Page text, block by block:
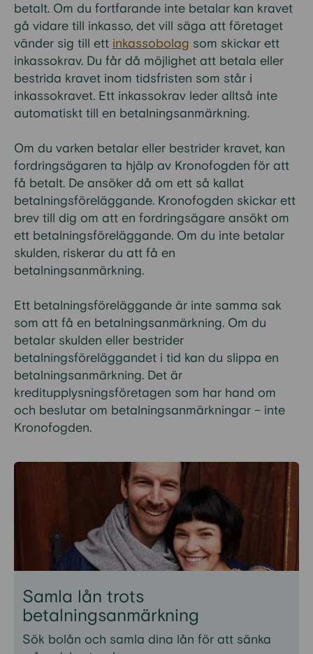
betalt. Om du fortfarande inte betalar kan kravet
gå vidare till inkasso, det vill säga att företaget
vänder sig till ett inkassobolag som skickar ett
inkassokrav. Du får då möjlighet att betala eller
bestrida kravet inom tidsfristen som står i
inkassokravet. Ett inkassokrav leder alltså inte
automatiskt till en betalningsanmärkning.
Om du varken betalar eller bestrider kravet, kan
fordringsägaren ta hjälp av Kronofogden för att
få betalt. De ansöker då om ett så kallat
betalningsföreläggande. Kronofogden skickar ett
brev till dig om att en fordringsägare ansökt om
ett betalningsföreläggande. Om du inte betalar
skulden, riskerar du att få en
betalningsanmärkning.
Ett betalningsföreläggande är inte samma sak
som att få en betalningsanmärkning. Om du
betalar skulden eller bestrider
betalningsföreläggandet i tid kan du slippa en
betalningsanmärkning. Det är
kreditupplysningsföretagen som har hand om
och beslutar om betalningsanmärkningar – inte
Kronofogden.
Samla lån trots
betalningsanmärkning
Sök bolån och samla dina lån för att sänka